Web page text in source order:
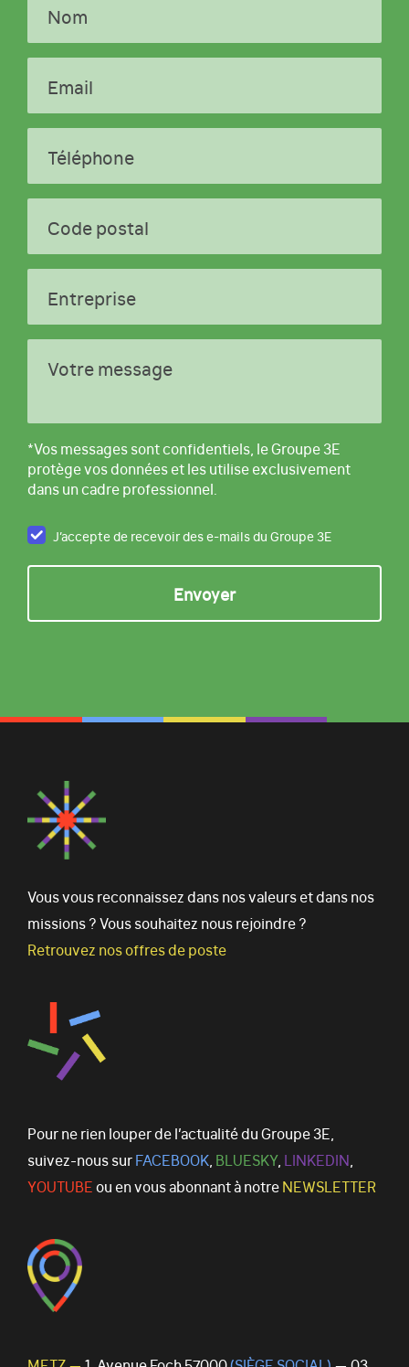
Nom
Email
Téléphone
Code postal
Entreprise
Votre message
*Vos messages sont confidentiels, le Groupe 3E
protège vos données et les utilise exclusivement
dans un cadre professionnel.
J’accepte de recevoir des e-mails du Groupe 3E
Vous vous reconnaissez dans nos valeurs et dans nos
missions ? Vous souhaitez nous rejoindre ?
Retrouvez nos offres de poste
Pour ne rien louper de l’actualité du Groupe 3E,
suivez-nous surFACEBOOK, BLUESKY, LINKEDIN,
YOUTUBEou en vous abonnant à notreNEWSLETTER